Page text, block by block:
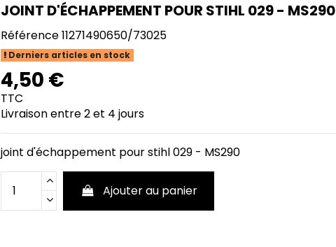
JOINT D'ÉCHAPPEMENT POUR STIHL 029 - MS290
Référence11271490650/73025
Derniers articles en stock
4,50 €
TTC
Livraison entre 2 et 4 jours
joint d'échappement pour stihl 029 - MS290
Ajouter au panier